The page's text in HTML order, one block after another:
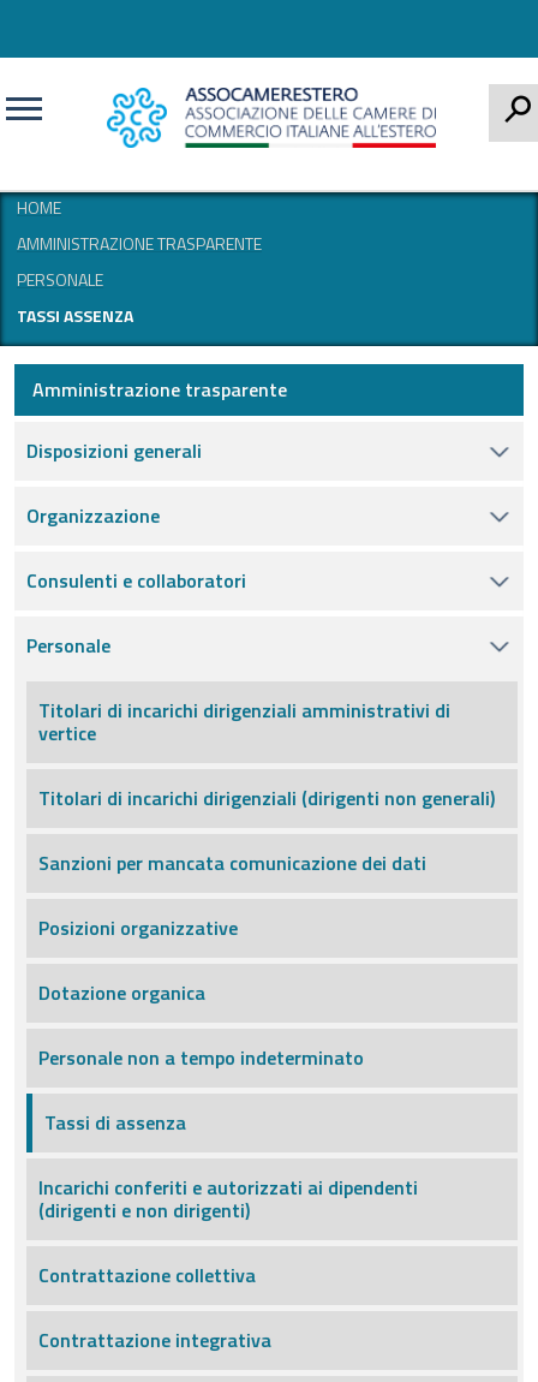
HOME
AMMINISTRAZIONE TRASPARENTE
PERSONALE
TASSI ASSENZA
Amministrazione trasparente
Disposizioni generali
Organizzazione
Consulenti e collaboratori
Personale
Titolari di incarichi dirigenziali amministrativi di
vertice
Titolari di incarichi dirigenziali (dirigenti non generali)
Sanzioni per mancata comunicazione dei dati
Posizioni organizzative
Dotazione organica
Personale non a tempo indeterminato
Tassi di assenza
Incarichi conferiti e autorizzati ai dipendenti
(dirigenti e non dirigenti)
Contrattazione collettiva
Contrattazione integrativa